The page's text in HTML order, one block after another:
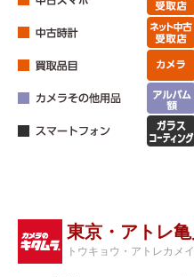
東京・アトレ
トウキョウ・アトレカメ